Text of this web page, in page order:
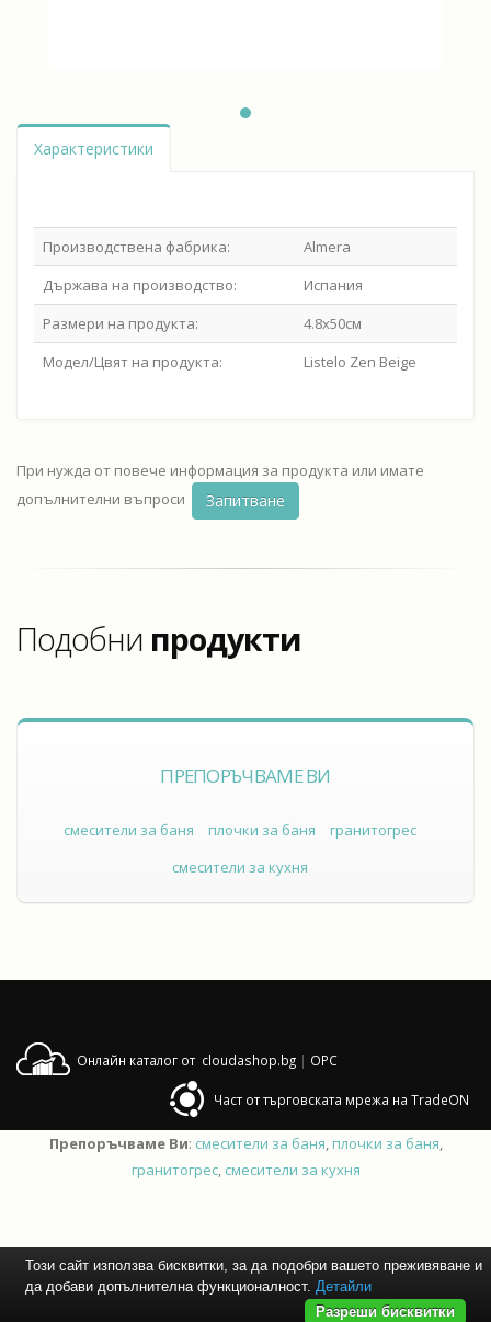
Характеристики
Производствена фабрика:
Almera
Държава на производство:
Испания
Размери на продукта:
4.8х50см
Модел/Цвят на продукта:
Listelo Zen Beige
При нужда от повече информация за продукта или имате
допълнителни въпроси
Запитване
Подобни продукти
ПРЕПОРЪЧВАМЕ ВИ
смесители за баня плочки за баня
гранитогрес
смесители за кухня
Онлайн каталог от cloudashop.bg | OPC
Част от търговската мрежа на TradeON
Препоръчваме Ви: смесители за баня, плочки за баня,
гранитогрес, смесители за кухня
Този сайт използва бисквитки, за да подобри вашето преживяване и
да добави допълнителна функционалност. Детайли
Разреши бисквитки